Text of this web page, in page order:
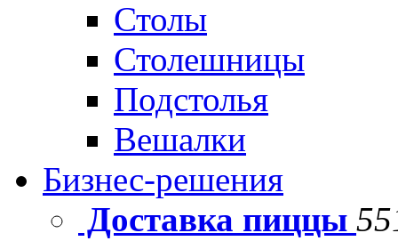
Столы
Столешницы
Подстолья
Вешалки
Бизнес-решения
Доставка пиццы